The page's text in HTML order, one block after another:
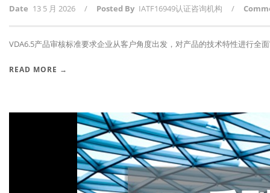
Date 13 5 月 2026 / Posted By IATF16949认证咨询机构 /
VDA6.5产品审核标准要求企业从客户角度出发，对产品的技术特性进行全
READ MORE →